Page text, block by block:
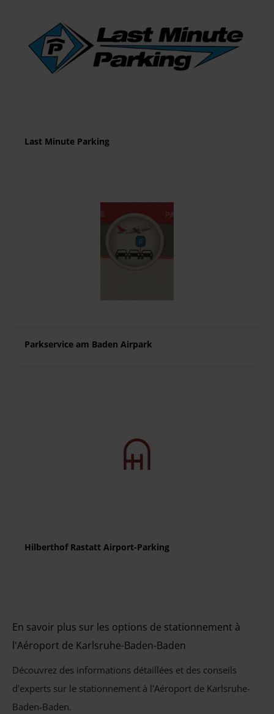
Last Minute Parking
Parkservice am Baden Airpark
Hilberthof Rastatt Airport-Parking
En savoir plus sur les options de stationnement à
l'Aéroport de Karlsruhe-Baden-Baden
Découvrez des informations détaillées et des conseils
d'experts sur le stationnement à l'Aéroport de Karlsruhe-
Baden-Baden.